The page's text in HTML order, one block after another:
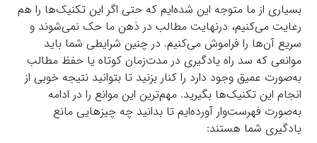
بسیاری از ما متوجه این شده‌ایم که حتی اگر این تکنیک‌ها را هم
رعایت می‌کنیم، درنهایت مطالب در ذهن ما حک نمی‌شوند و
سریع آن‌ها را فراموش می‌کنیم. در چنین شرایطی شما باید
موانعی که سد راه یادگیری در مدت‌زمان کوتاه یا حفظ مطالب
به‌صورت عمیق وجود دارد را کنار بزنید تا بتوانید نتیجه خوبی از
انجام این تکنیک‌ها بگیرید. مهم‌ترین این موانع را در ادامه
به‌صورت فهرست‌وار آورده‌ایم تا بدانید چه چیزهایی مانع
یادگیری شما هستند: